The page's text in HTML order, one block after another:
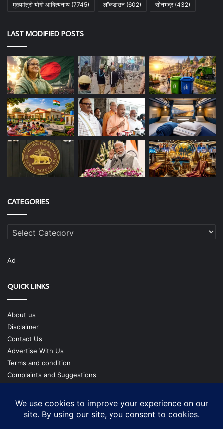
मुख्यमंत्री योगी आदित्यनाथ (7745) लॉकडाउन (602) सोनभद्र(432)
LAST MODIFIED POSTS
CATEGORIES
Categories
Ad
QUICK LINKS
About us
Disclaimer
Contact Us
Advertise With Us
Terms and condition
Complaints and Suggestions
Our Team